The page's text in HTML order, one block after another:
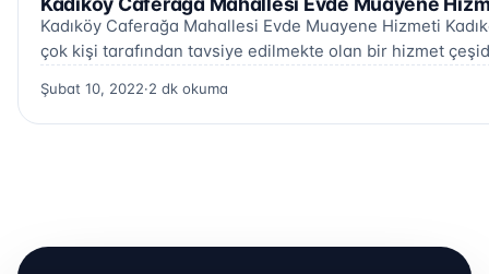
Kadıköy Caferağa Mahallesi Evde Muayene Hizmeti
çok kişi tarafından tavsiye edilmekte olan bir hizmet
Şubat 10, 2022·2 dk okuma